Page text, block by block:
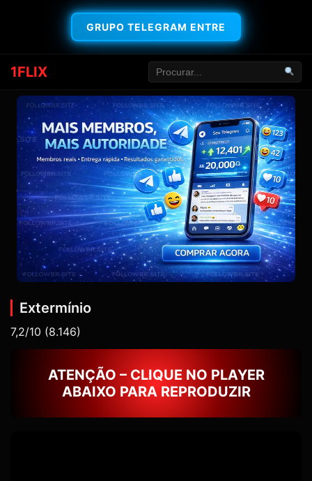
GRUPO TELEGRAM ENTRE
1FLIX
Extermínio
7,2/10 (8.146)
ATENÇÃO – CLIQUE NO PLAYER
ABAIXO PARA REPRODUZIR